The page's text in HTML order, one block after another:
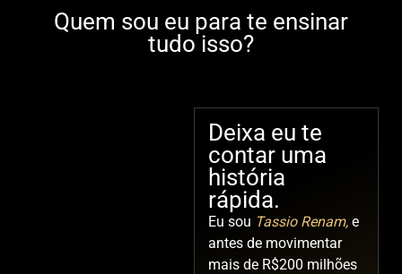
Quem sou eu para te ensinar
tudo isso?
Deixa eu te
contar uma
história
rápida.
Eu sou Tassio Renam,e
antes de movimentar
mais de R$200 milhões